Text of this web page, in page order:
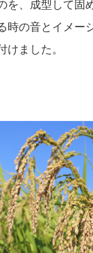
を、成型して固
時の音とイメー
けました。